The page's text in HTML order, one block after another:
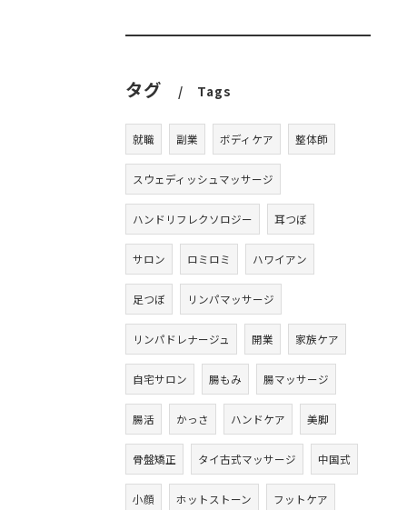
タグ Tags
就職 副業 ボディケア 整体師
スウェディッシュマッサージ
ハンドリフレクソロジー 耳つぼ
サロン ロミロミ ハワイアン
足つぼ リンパマッサージ
リンパドレナージュ 開業 家族ケア
自宅サロン 腸もみ 腸マッサージ
腸活 かっさ ハンドケア 美脚
骨盤矯正 タイ古式マッサージ 中国式
小顔 ホットストーン フットケア